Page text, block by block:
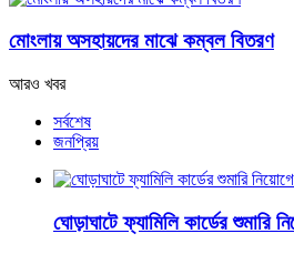
মোংলায় অসহায়দের মাঝে কম্বল বিতরণ
আরও খবর
সর্বশেষ
জনপ্রিয়
ঘোড়াঘাটে ফ্যামিলি কার্ডের শুমারি